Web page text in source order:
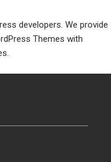
developers. We provide
Themes with